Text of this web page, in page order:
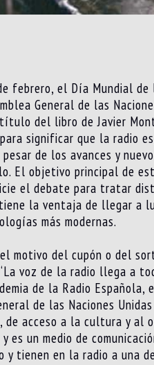
febrero, el Día Mundial
General de las
del libro de Javier
significar que la radio
de los avances y
El objetivo principal de
el debate para tratar
la ventaja de llegar a
más modernas.
motivo del cupón o del
voz de la radio llega a
de la Radio
de las Naciones
acceso a la cultura y al
es un medio de
y tienen en la radio a una